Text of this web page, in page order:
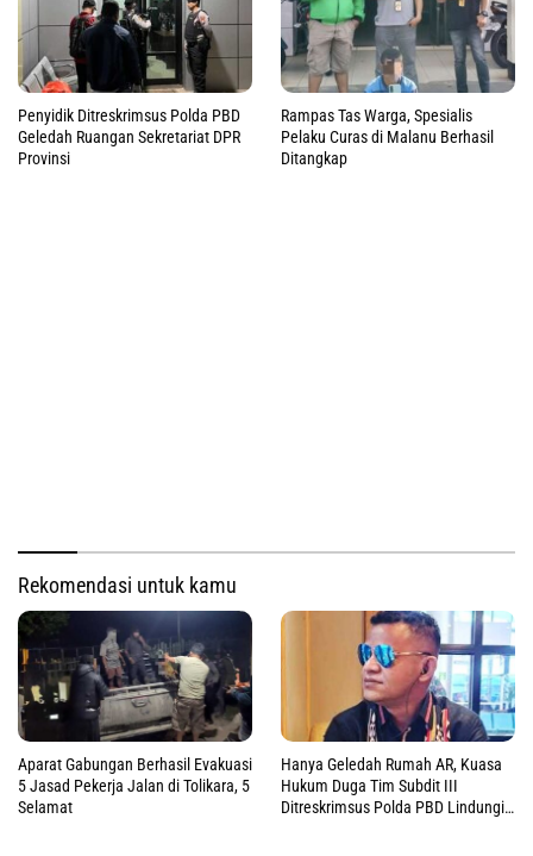
Penyidik Ditreskrimsus Polda PBD
Geledah Ruangan Sekretariat DPR
Provinsi
Rampas Tas Warga, Spesialis
Pelaku Curas di Malanu Berhasil
Ditangkap
Rekomendasi untuk kamu
Aparat Gabungan Berhasil Evakuasi
5 Jasad Pekerja Jalan di Tolikara, 5
Selamat
Hanya Geledah Rumah AR, Kuasa
Hukum Duga Tim Subdit III
Ditreskrimsus Polda PBD Lindungi